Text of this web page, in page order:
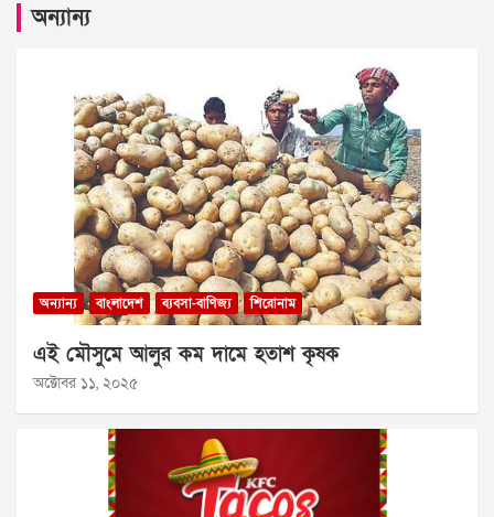
অন্যান্য
অন্যান্য বাংলাদেশ ব্যবসা-বাণিজ্য শিরোনাম
এই মৌসুমে আলুর কম দামে হতাশ কৃষক
অক্টোবর ১১, ২০২৫